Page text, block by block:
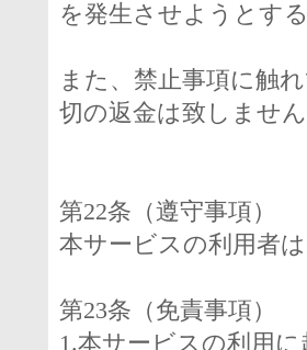
を発生させようとす
また、禁止事項に触
切の返金は致しませ
第22条（遵守事項）
本サービスの利用者
第23条（免責事項）
1.本サービスの利用